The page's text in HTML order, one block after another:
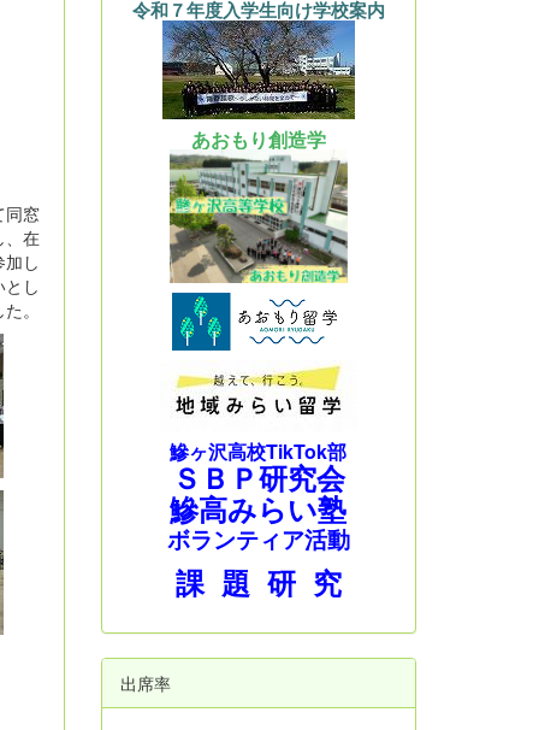
窓
、在
し
し
。
令和７年度入学生向け学校案内
あおもり創造学
鰺ヶ沢高校TikTok部
ＳＢＰ研究会
鰺高みらい塾
ボランティア活動
課 題 研 究
出席率